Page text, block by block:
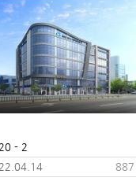
- 2
887